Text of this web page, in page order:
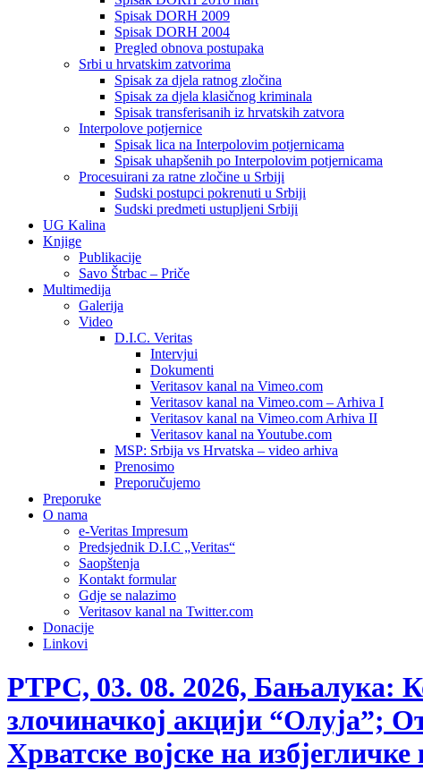
Spisak DORH 2009
Spisak DORH 2004
Pregled obnova postupaka
Srbi u hrvatskim zatvorima
Spisak za djela ratnog zločina
Spisak za djela klasičnog kriminala
Spisak transferisanih iz hrvatskih zatvora
Interpolove potjernice
Spisak lica na Interpolovim potjernicama
Spisak uhapšenih po Interpolovim potjernicama
Procesuirani za ratne zločine u Srbiji
Sudski postupci pokrenuti u Srbiji
Sudski predmeti ustupljeni Srbiji
UG Kalina
Knjige
Publikacije
Savo Štrbac – Priče
Multimedija
Galerija
Video
D.I.C. Veritas
Intervjui
Dokumenti
Veritasov kanal na Vimeo.com
Veritasov kanal na Vimeo.com – Arhiva I
Veritasov kanal na Vimeo.com Arhiva II
Veritasov kanal na Youtube.com
MSP: Srbija vs Hrvatska – video arhiva
Prenosimo
Preporučujemo
Preporuke
O nama
e-Veritas Impresum
Predsjednik D.I.C „Veritas“
Saopštenja
Kontakt formular
Gdje se nalazimo
Veritasov kanal na Twitter.com
Donacije
Linkovi
РТРС, 03. 08. 2026, Бањалука:
злочиначкој акцији “Олуја”;
Хрватске војске на